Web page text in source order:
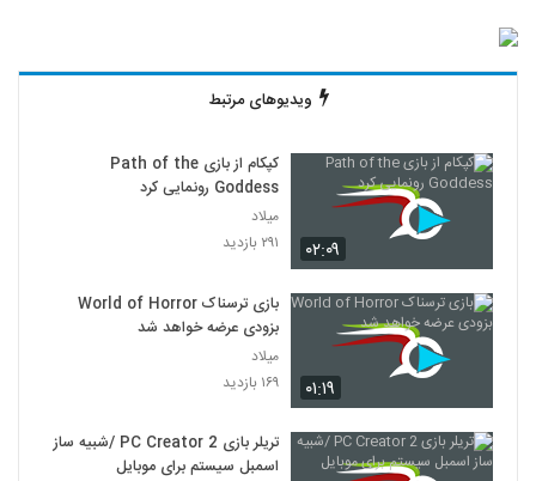
ویدیوهای مرتبط
۰۲:۰۹
کپکام از بازی Path of the
Goddess رونمایی کرد
میلاد
۲۹۱ بازدید
۰۱:۱۹
بازی ترسناک World of Horror
بزودی عرضه خواهد شد
میلاد
۱۶۹ بازدید
تریلر بازی PC Creator 2 /شبیه ساز
اسمبل سیستم برای موبایل